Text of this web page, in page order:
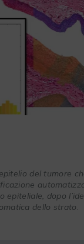
del tumore
epiteliale, dopo
dello strato.